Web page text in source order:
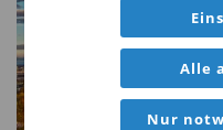
Alle
Nur